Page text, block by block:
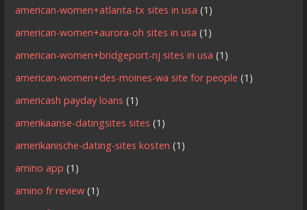
american-women+atlanta-tx sites in usa (1)
american-women+aurora-oh sites in usa (1)
american-women+bridgeport-nj sites in usa (1)
american-women+des-moines-wa site for people (1)
americash payday loans (1)
amerikaanse-datingsites sites (1)
amerikanische-dating-sites kosten (1)
amino app (1)
amino fr review (1)